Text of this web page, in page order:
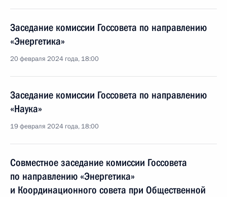
Заседание комиссии Госсовета по направлению
«Энергетика»
20 февраля 2024 года, 18:00
Заседание комиссии Госсовета по направлению
«Наука»
19 февраля 2024 года, 18:00
Совместное заседание комиссии Госсовета
по направлению «Энергетика»
и Координационного совета при Общественной